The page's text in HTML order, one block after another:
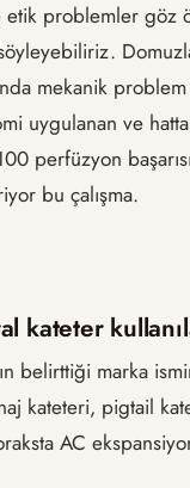
etik problemler
mekanik problem
uygulanan ve hatta
perfüzyon
bu çalışma.
kateter
belirttiği marka
kateteri, pigtail
AC